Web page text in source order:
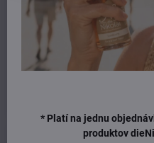
Martina Gebhardt krém
Lipový kvet 50ml
Skladom
21,50 €
* Platí na jednu
produktov